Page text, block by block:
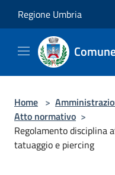
Regione Umbria
Home >
Atto normativo >
Regolamento disciplina
tatuaggio e piercing